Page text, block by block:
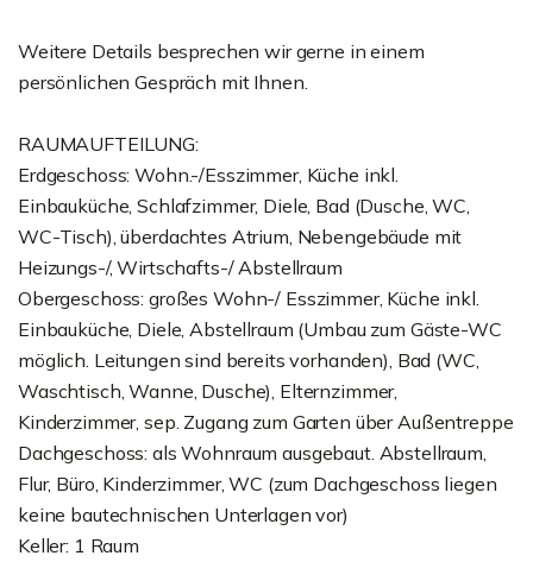
Weitere Details besprechen wir gerne in einem
persönlichen Gespräch mit Ihnen.
RAUMAUFTEILUNG:
Erdgeschoss: Wohn.-/Esszimmer, Küche inkl.
Einbauküche, Schlafzimmer, Diele, Bad (Dusche, WC,
WC-Tisch), überdachtes Atrium, Nebengebäude mit
Heizungs-/, Wirtschafts-/ Abstellraum
Obergeschoss: großes Wohn-/ Esszimmer, Küche inkl.
Einbauküche, Diele, Abstellraum (Umbau zum Gäste-WC
möglich. Leitungen sind bereits vorhanden), Bad (WC,
Waschtisch, Wanne, Dusche), Elternzimmer,
Kinderzimmer, sep. Zugang zum Garten über Außentreppe
Dachgeschoss: als Wohnraum ausgebaut. Abstellraum,
Flur, Büro, Kinderzimmer, WC (zum Dachgeschoss liegen
keine bautechnischen Unterlagen vor)
Keller: 1 Raum